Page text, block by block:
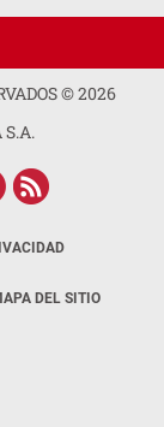
©2026
DEL SITIO